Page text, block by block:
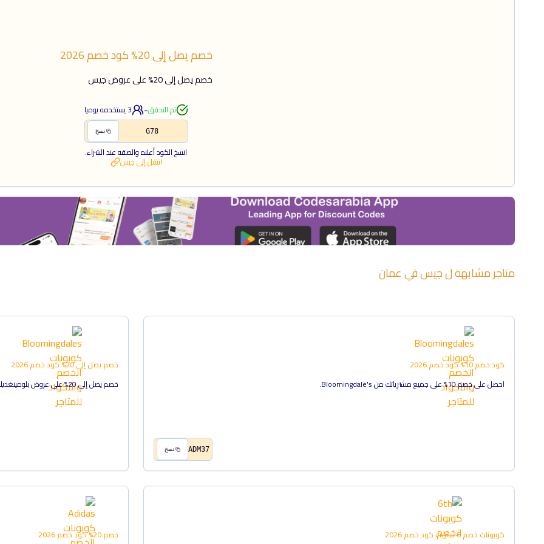
خصم يصل إلى 20% كود خصم2026
خصم يصل إلى 20% على عروض جيس
تم التحقق-
3يستخدمه يوميا
G78 نسخ
انسخ الكود أعلاه والصقه عند الشراء.
انتقل إلىجيس
متاجر مشابهة لجيسفيعمان
كود خصم 10% كود خصم2026
احصل على خصم 10% على جميع مشترياتك من Bloomingdale's.
ADM37 نسخ
خصم يصل إلى 20% كود خصم2026
خصم يصل إلى 20% على عروض بلومينغديلز
كوبونات خصم 6 ستريت كود خصم2026
خصم 20% كود خصم2026